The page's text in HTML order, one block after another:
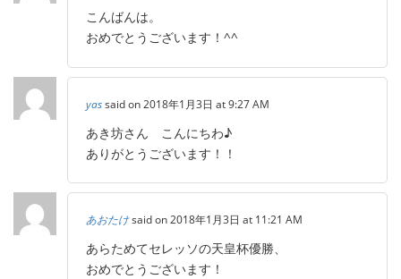
こんばんは。
おめでとうございます！^^
yassaid on 2018年1月3日 at 9:27 AM
あき坊さん こんにちわ♪
ありがとうございます！！
あおたけsaid on 2018年1月3日 at 11:21 AM
あらためてセレッソの天皇杯優勝、
おめでとうございます！